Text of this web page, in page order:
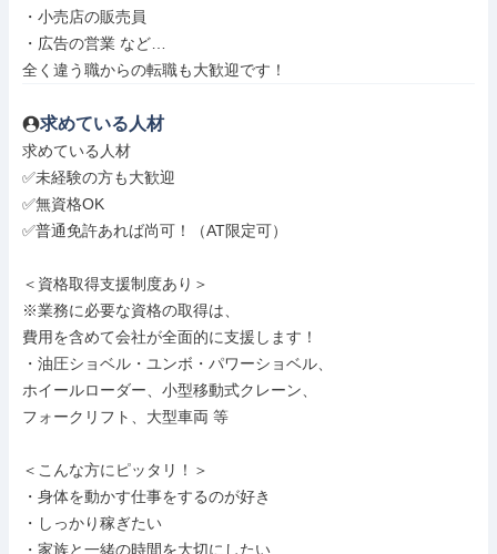
・小売店の販売員
・広告の営業 など…
全く違う職からの転職も大歓迎です！
求めている人材
求めている人材
✅未経験の方も大歓迎
✅無資格OK
✅普通免許あれば尚可！（AT限定可）
＜資格取得支援制度あり＞
※業務に必要な資格の取得は、
費用を含めて会社が全面的に支援します！
・油圧ショベル・ユンボ・パワーショベル、
ホイールローダー、小型移動式クレーン、
フォークリフト、大型車両 等
＜こんな方にピッタリ！＞
・身体を動かす仕事をするのが好き
・しっかり稼ぎたい
・家族と一緒の時間を大切にしたい